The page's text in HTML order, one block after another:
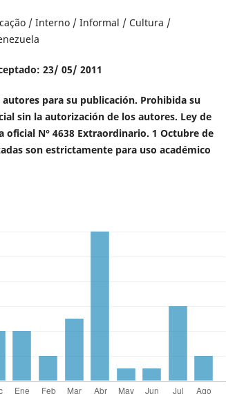
/ Interno / Informal / Cultura /
23/ 05/ 2011
para su publicación. Prohibida su
sin la autorización de los autores. Ley de
oficial N° 4638 Extraordinario. 1 Octubre de
son estrictamente para uso académico